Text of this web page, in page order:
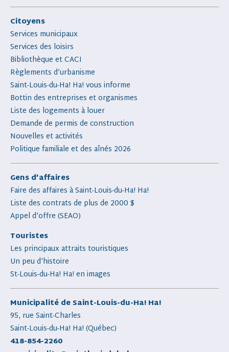
Citoyens
Services municipaux
Services des loisirs
Bibliothèque et CACI
Règlements d’urbanisme
Saint-Louis-du-Ha! Ha! vous informe
Bottin des entreprises et organismes
Liste des logements à louer
Demande de permis de construction
Nouvelles et activités
Politique familiale et des aînés 2026
Gens d’affaires
Faire des affaires à Saint-Louis-du-Ha! Ha!
Liste des contrats de plus de 2000 $
Appel d’offre (SEAO)
Touristes
Les principaux attraits touristiques
Un peu d’histoire
St-Louis-du-Ha! Ha! en images
Municipalité de Saint-Louis-du-Ha! Ha!
95, rue Saint-Charles
Saint-Louis-du-Ha! Ha! (Québec)
418-854-2260